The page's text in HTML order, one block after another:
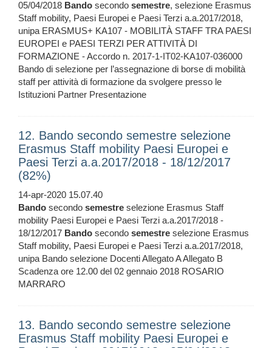
05/04/2018 Bando secondo semestre, selezione Erasmus
Staff mobility, Paesi Europei e Paesi Terzi a.a.2017/2018,
unipa ERASMUS+ KA107 - MOBILITÀ STAFF TRA PAESI
EUROPEI e PAESI TERZI PER ATTIVITÀ DI
FORMAZIONE - Accordo n. 2017-1-IT02-KA107-036000
Bando di selezione per l’assegnazione di borse di mobilità
staff per attività di formazione da svolgere presso le
Istituzioni Partner Presentazione
12. Bando secondo semestre selezione
Erasmus Staff mobility Paesi Europei e
Paesi Terzi a.a.2017/2018 - 18/12/2017
(82%)
14-apr-2020 15.07.40
Bando secondo semestre selezione Erasmus Staff
mobility Paesi Europei e Paesi Terzi a.a.2017/2018 -
18/12/2017 Bando secondo semestre selezione Erasmus
Staff mobility, Paesi Europei e Paesi Terzi a.a.2017/2018,
unipa Bando selezione Docenti Allegato A Allegato B
Scadenza ore 12.00 del 02 gennaio 2018 ROSARIO
MARRARO
13. Bando secondo semestre selezione
Erasmus Staff mobility Paesi Europei e